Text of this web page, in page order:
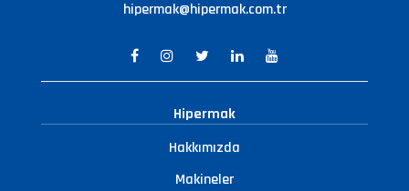
hipermak@hipermak.com.tr
Hipermak
Hakkımızda
Makineler